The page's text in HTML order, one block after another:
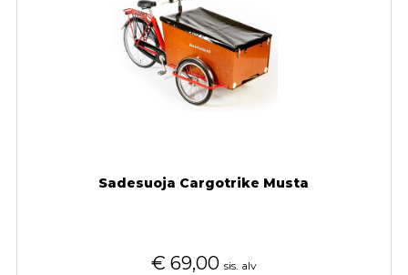
Sadesuoja Cargotrike Musta
€ 69,00 sis. alv